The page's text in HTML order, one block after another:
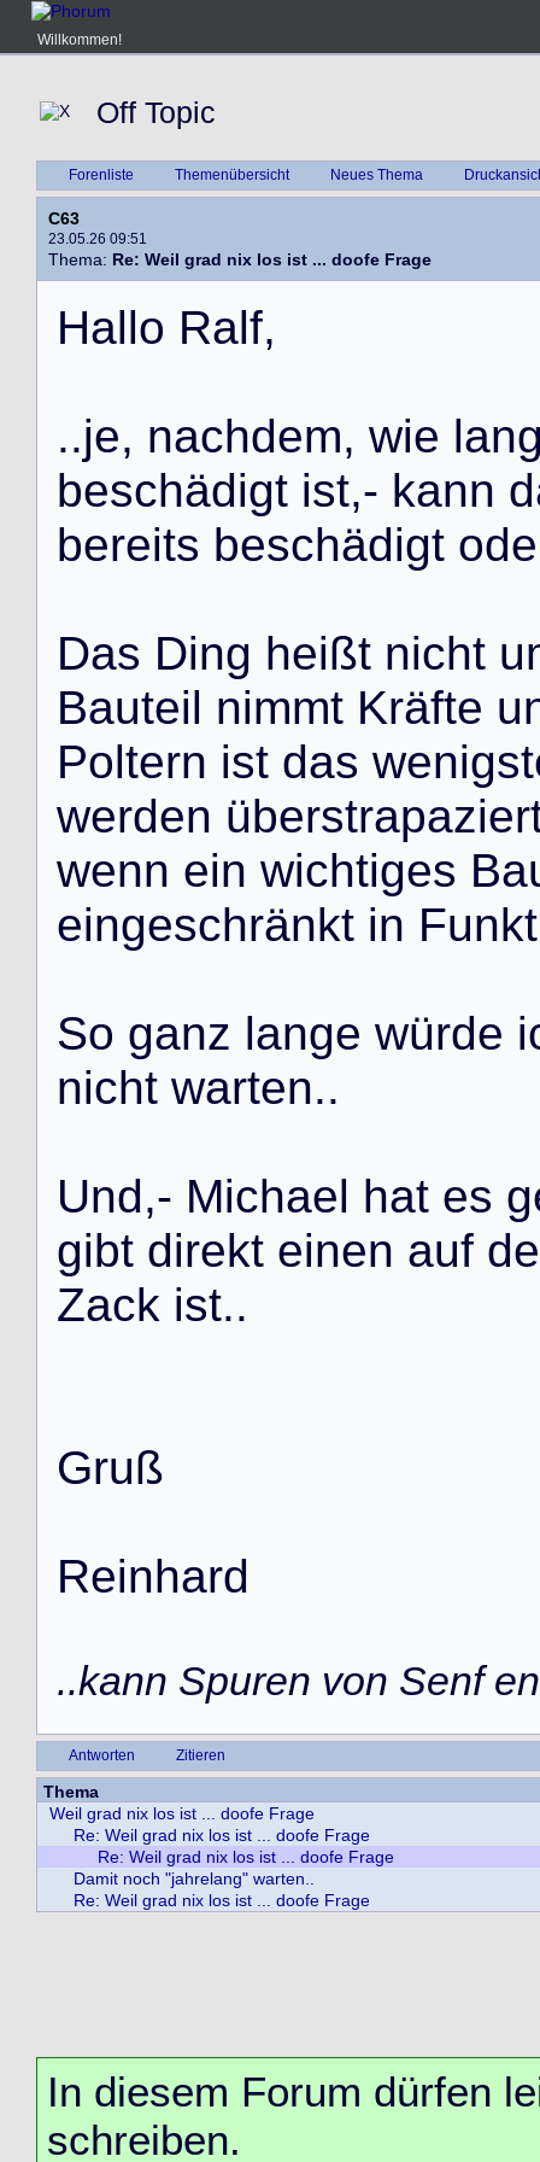
Willkommen!
Off Topic
Forenliste Themenübersicht Neues Thema
C63
23.05.26 09:51
Thema: Re: Weil grad nix los ist ... doofe Frage
Hallo Ralf,
..je, nachdem, wie lan
beschädigt ist,- kann d
bereits beschädigt ode
Das Ding heißt nicht u
Bauteil nimmt Kräfte u
Poltern ist das wenigst
werden überstrapazier
wenn ein wichtiges Ba
eingeschränkt in Funkt
So ganz lange würde i
nicht warten..
Und,- Michael hat es g
gibt direkt einen auf de
Zack ist..
Gruß
Reinhard
..kann Spuren von Senf
Antworten Zitieren
Thema
Weil grad nix los ist ... doofe Frage
Re: Weil grad nix los ist ... doofe Frage
Re: Weil grad nix los ist ... doofe Frage
Damit noch "jahrelang" warten..
Re: Weil grad nix los ist ... doofe Frage
In diesem Forum dürfen
schreiben.